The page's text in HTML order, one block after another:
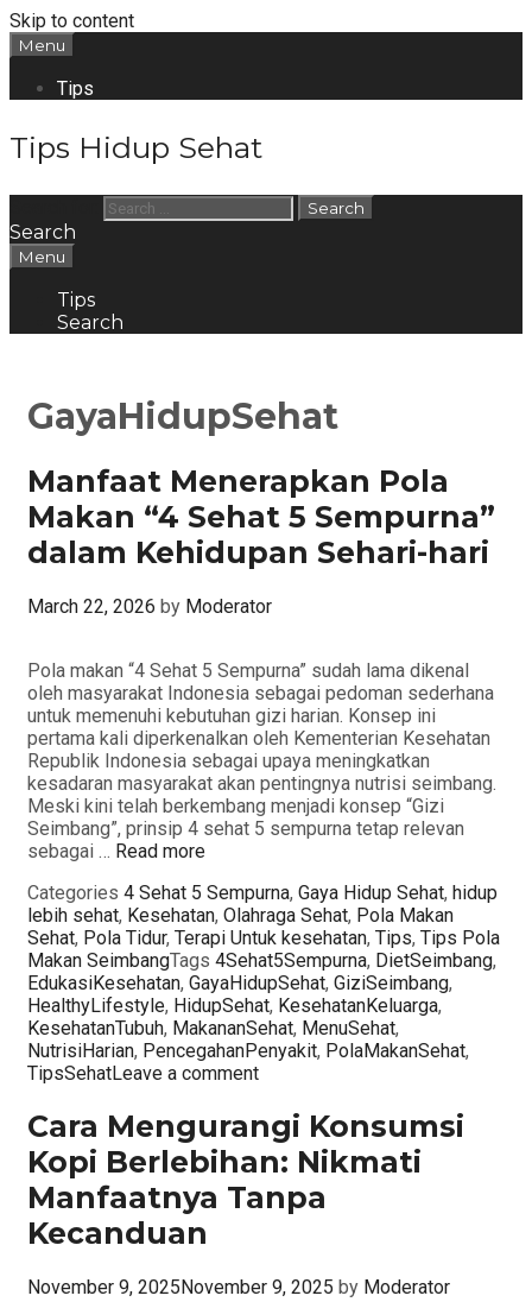
Skip to content
Menu
Tips
Tips Hidup Sehat
Search
Menu
Tips
Search
GayaHidupSehat
Manfaat Menerapkan Pola
Makan “4 Sehat 5 Sempurna”
dalam Kehidupan Sehari-hari
March 22, 2026 by Moderator
Pola makan “4 Sehat 5 Sempurna” sudah lama dikenal
oleh masyarakat Indonesia sebagai pedoman sederhana
untuk memenuhi kebutuhan gizi harian. Konsep ini
pertama kali diperkenalkan oleh Kementerian Kesehatan
Republik Indonesia sebagai upaya meningkatkan
kesadaran masyarakat akan pentingnya nutrisi seimbang.
Meski kini telah berkembang menjadi konsep “Gizi
Seimbang”, prinsip 4 sehat 5 sempurna tetap relevan
sebagai … Read more
Categories 4 Sehat 5 Sempurna, Gaya Hidup Sehat, hidup
lebih sehat, Kesehatan, Olahraga Sehat, Pola Makan
Sehat, Pola Tidur, Terapi Untuk kesehatan, Tips, Tips Pola
Makan SeimbangTags 4Sehat5Sempurna, DietSeimbang,
EdukasiKesehatan, GayaHidupSehat, GiziSeimbang,
HealthyLifestyle, HidupSehat, KesehatanKeluarga,
KesehatanTubuh, MakananSehat, MenuSehat,
NutrisiHarian, PencegahanPenyakit, PolaMakanSehat,
TipsSehatLeave a comment
Cara Mengurangi Konsumsi
Kopi Berlebihan: Nikmati
Manfaatnya Tanpa
Kecanduan
November 9, 2025November 9, 2025 by Moderator